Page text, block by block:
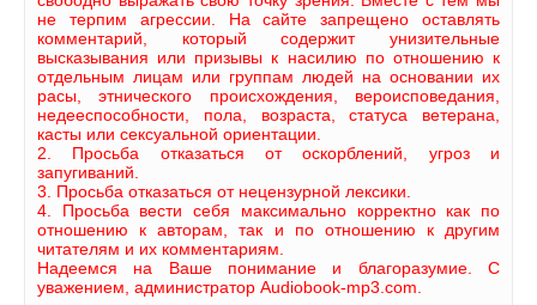
не терпим агрессии. На сайте запрещено оставлять
комментарий, который содержит унизительные
высказывания или призывы к насилию по отношению к
отдельным лицам или группам людей на основании их
расы, этнического происхождения, вероисповедания,
недееспособности, пола, возраста, статуса ветерана,
касты или сексуальной ориентации.
2. Просьба отказаться от оскорблений, угроз и
запугиваний.
3. Просьба отказаться от нецензурной лексики.
4. Просьба вести себя максимально корректно как по
отношению к авторам, так и по отношению к другим
читателям и их комментариям.
Надеемся на Ваше понимание и благоразумие. С
уважением, администратор Audiobook-mp3.com.